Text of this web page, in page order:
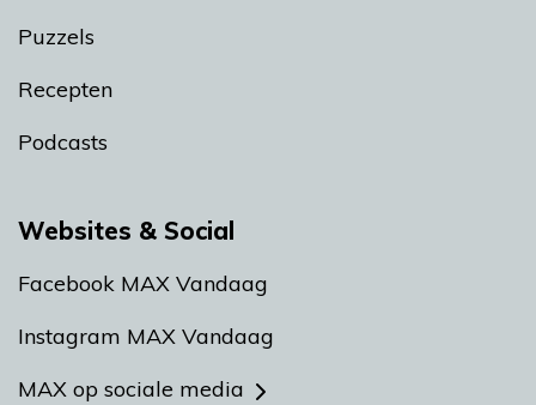
Puzzels
Recepten
Podcasts
Websites & Social
Facebook MAX Vandaag
Instagram MAX Vandaag
MAX op sociale media